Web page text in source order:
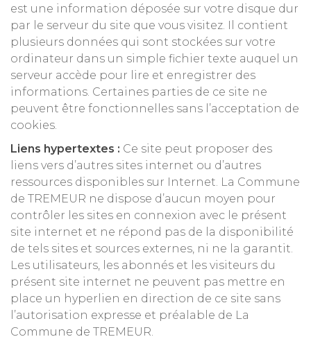
est une information déposée sur votre disque dur
par le serveur du site que vous visitez. Il contient
plusieurs données qui sont stockées sur votre
ordinateur dans un simple fichier texte auquel un
serveur accède pour lire et enregistrer des
informations. Certaines parties de ce site ne
peuvent être fonctionnelles sans l’acceptation de
cookies.
Liens hypertextes : Ce site peut proposer des
liens vers d’autres sites internet ou d’autres
ressources disponibles sur Internet. La Commune
de TREMEUR ne dispose d’aucun moyen pour
contrôler les sites en connexion avec le présent
site internet et ne répond pas de la disponibilité
de tels sites et sources externes, ni ne la garantit.
Les utilisateurs, les abonnés et les visiteurs du
présent site internet ne peuvent pas mettre en
place un hyperlien en direction de ce site sans
l’autorisation expresse et préalable de La
Commune de TREMEUR.